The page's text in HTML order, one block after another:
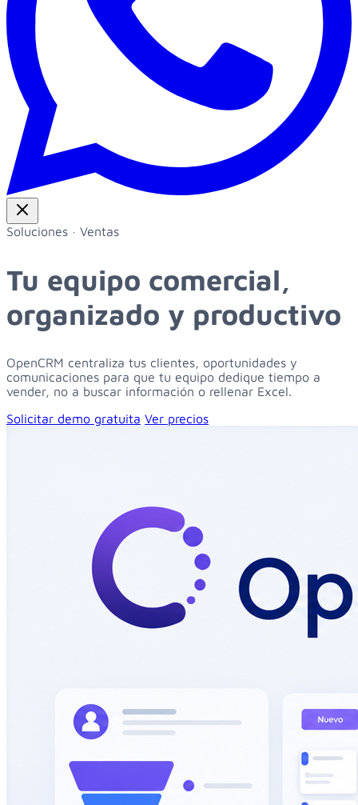
Soluciones · Ventas
Tu equipo comercial,
organizado y productivo
OpenCRM centraliza tus clientes, oportunidades y
comunicaciones para que tu equipo dedique tiempo a
vender, no a buscar información o rellenar Excel.
Solicitar demo gratuita Ver precios